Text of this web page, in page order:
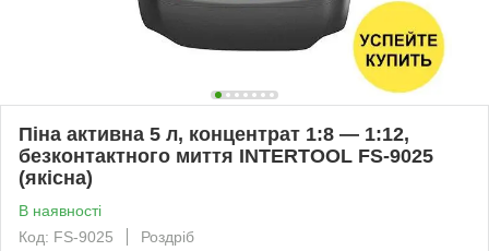
Піна активна 5 л, концентрат 1:8 — 1:12,
безконтактного миття INTERTOOL FS-9025
(якісна)
В наявності
Код: FS-9025
Роздріб